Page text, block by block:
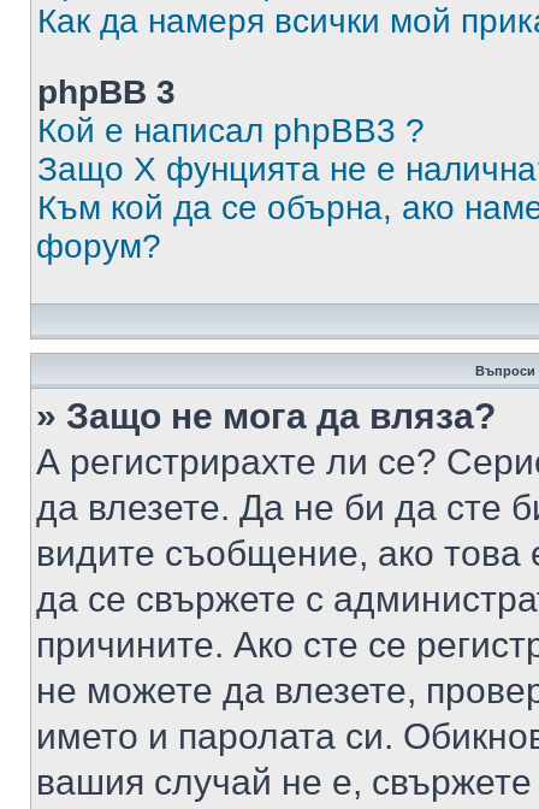
Как да намеря всички мой
phpBB 3
Кой е написал phpBB3 ?
Защо X фунцията не е
Към кой да се обърна, ако
форум?
Въпроси
» Защо не мога да вляза?
А регистрирахте ли се?
да влезете. Да не би да сте
видите съобщение, ако това
да се свържете с
причините. Ако сте се
не можете да влезете,
името и паролата си.
вашия случай не е,